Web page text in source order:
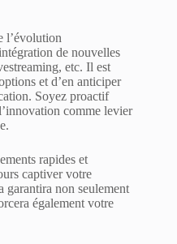
l’évolution
de nouvelles
etc. Il est
et d’en anticiper
Soyez proactif
comme levier
rapides et
captiver votre
garantira non seulement
également votre